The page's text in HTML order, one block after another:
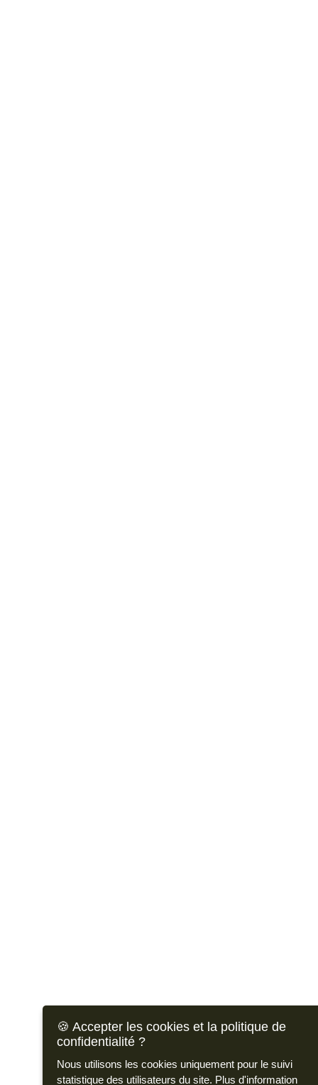
🍪 Accepter les cookies et la politique de
confidentialité ?
Nous utilisons les cookies uniquement pour le suivi
statistique des utilisateurs du site. Plus d'information